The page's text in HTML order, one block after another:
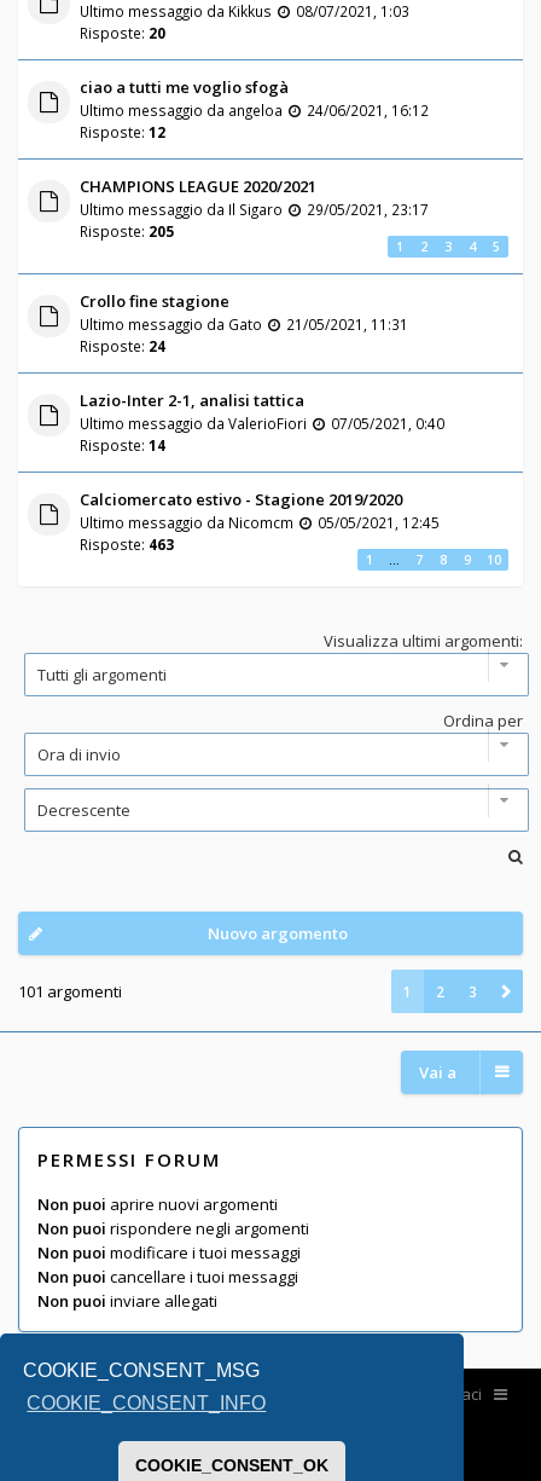
COOKIE_CONSENT_MSG
COOKIE_CONSENT_INFO
COOKIE_CONSENT_OK
Ultimo messaggio da Kikkus
08/07/2021, 1:03
Risposte: 20
ciao a tutti me voglio sfogà
Ultimo messaggio da angeloa
24/06/2021, 16:12
Risposte: 12
CHAMPIONS LEAGUE 2020/2021
Ultimo messaggio da Il Sigaro
29/05/2021, 23:17
Risposte: 205
1 2 3 4 5
Crollo fine stagione
Ultimo messaggio da Gato
21/05/2021, 11:31
Risposte: 24
Lazio-Inter 2-1, analisi tattica
Ultimo messaggio da ValerioFiori
07/05/2021, 0:40
Risposte: 14
Calciomercato estivo - Stagione 2019/2020
Ultimo messaggio da Nicomcm
05/05/2021, 12:45
Risposte: 463
1 … 7 8 9 10
Visualizza ultimi argomenti:
Ordina per
Nuovo argomento
101 argomenti 1 2 3
Vai a
PERMESSI FORUM
Non puoi aprire nuovi argomenti
Non puoi rispondere negli argomenti
Non puoi modificare i tuoi messaggi
Non puoi cancellare i tuoi messaggi
Non puoi inviare allegati
Home Contattaci